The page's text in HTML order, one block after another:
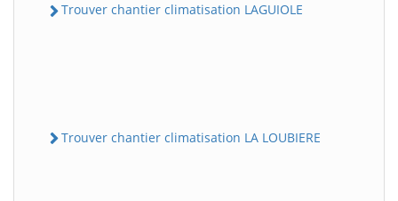
Trouver chantier climatisation LAGUIOLE
Trouver chantier climatisation LA LOUBIERE